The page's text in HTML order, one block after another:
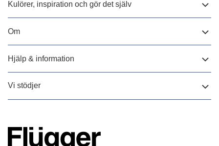
Kulörer, inspiration och gör det själv
Om
Hjälp & information
Vi stödjer